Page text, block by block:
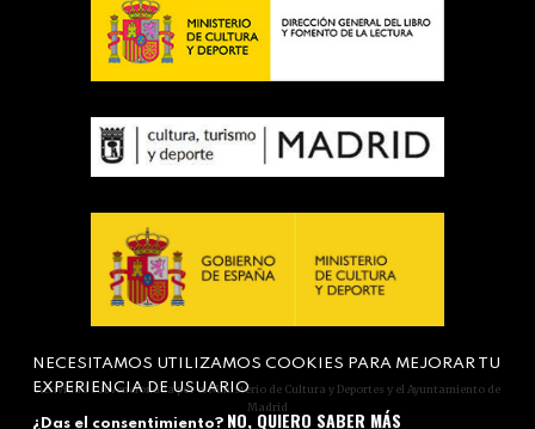
Actividad subvencionada por el Ministerio de Cultura y Deportes y el Ayuntamiento de
Madrid
NECESITAMOS UTILIZAMOS COOKIES PARA MEJORAR TU
EXPERIENCIA DE USUARIO
¿Das el consentimiento? NO, QUIERO SABER MÁS